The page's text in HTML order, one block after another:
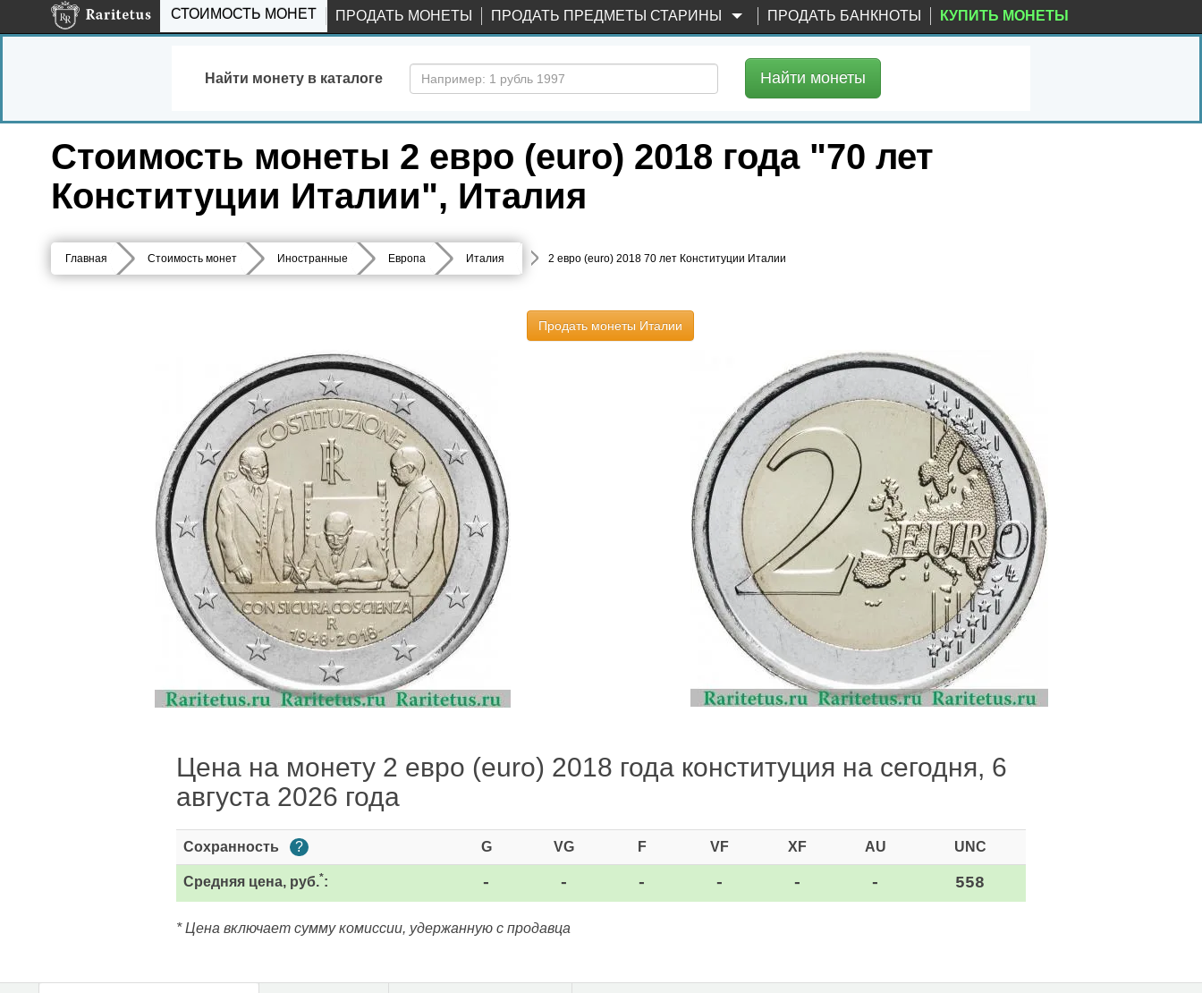
СТОИМОСТЬ МОНЕТ ПРОДАТЬ МОНЕТЫ ПРОДАТЬ ПРЕДМЕТЫ СТАРИНЫ ПРОДАТЬ БАНКНОТЫ КУПИТЬ МОНЕТЫ
Найти монету в каталоге Найти монеты
Стоимость монеты 2 евро (euro) 2018 года "70 лет
Конституции Италии", Италия
Главная Стоимость монет Иностранные Европа Италия 2 евро (euro) 2018 70 лет Конституции Италии
Продать монеты Италии
Цена на монету 2 евро (euro) 2018 года конституция на сегодня, 6
августа 2026 года
Сохранность ? G VG F VF XF AU UNC
Средняя цена, руб.*: - - - - - - 558
* Цена включает сумму комиссии, удержанную с продавца